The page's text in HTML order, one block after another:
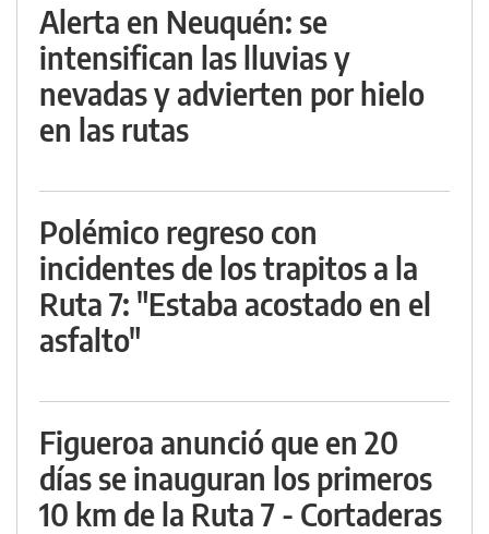
Alerta en Neuquén: se
intensifican las lluvias y
nevadas y advierten por hielo
en las rutas
Polémico regreso con
incidentes de los trapitos a la
Ruta 7: "Estaba acostado en el
asfalto"
Figueroa anunció que en 20
días se inauguran los primeros
10 km de la Ruta 7 - Cortaderas